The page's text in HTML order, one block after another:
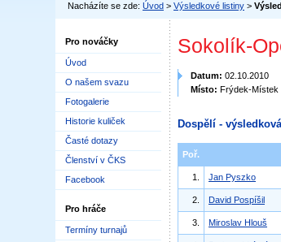
Nacházíte se zde: Úvod > Výsledkové listiny >
Pro nováčky
Úvod
O našem svazu
Fotogalerie
Historie kuliček
Časté dotazy
Členství v ČKS
Facebook
Pro hráče
Termíny turnajů
Sokolík-
Datum: 02.10.2010
Místo: Frýdek-Místek
Dospělí -
Poř.
1. Jan Pyszko
2. David Pospíšil
3. Miroslav Hlouš